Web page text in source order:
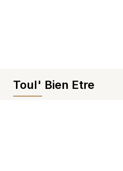
Toul' Bien Etre